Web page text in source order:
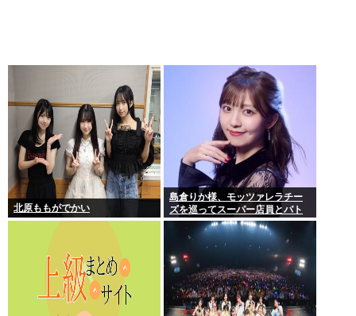
北原ももがでかい
島倉りか様、モッツァレラチー
ズを巡ってスーパー店員とバト
ル勃発ｗｗｗ